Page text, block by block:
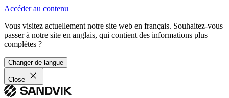
Accéder au contenu
Vous visitez actuellement notre site web en français. Souhaitez-vous
passer à notre site en anglais, qui contient des informations plus
complètes ?
Changer de langue
Close